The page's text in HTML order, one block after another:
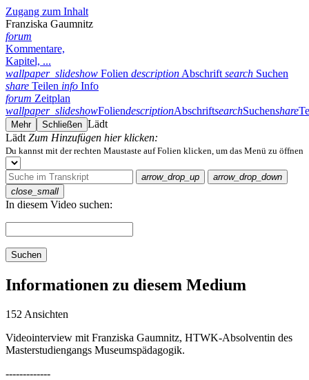
Zugang zum Inhalt
Franziska Gaumnitz
forum
Kommentare,
Kapitel, ...
wallpaper_slideshow Folien description Abschrift search Suchen
share Teilen info Info
forum Zeitplan
wallpaper_slideshowFoliendescriptionAbschriftsearchSuchenshare
Mehr Schließen Lädt
Lädt Zum Hinzufügen hier klicken:
Du kannst mit der rechten Maustaste auf Folien klicken, um das Menü zu öffnen
arrow_drop_up
arrow_drop_down
close_small
In diesem Video suchen:
Suchen
Informationen zu diesem Medium
152 Ansichten
Videointerview mit Franziska Gaumnitz, HTWK-Absolventin des
Masterstudiengangs Museumspädagogik.
-------------